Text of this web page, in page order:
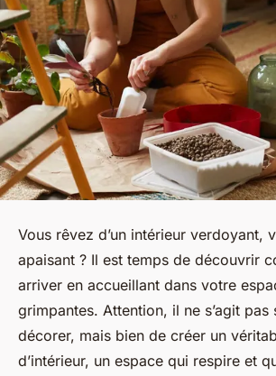
Vous rêvez d’un intérieur verdoyant,
apaisant ? Il est temps de découvrir
arriver en accueillant dans votre
grimpantes. Attention, il ne s’agit pas
décorer, mais bien de créer un
d’intérieur, un espace qui respire et